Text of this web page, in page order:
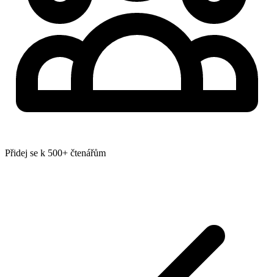
Přidej se k 500+ čtenářům